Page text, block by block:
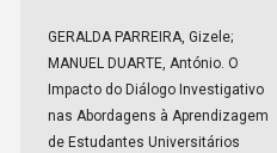
GERALDA PARREIRA, Gizele;
MANUEL DUARTE, António. O
Impacto do Diálogo Investigativo
nas Abordagens à Aprendizagem
de Estudantes Universitários